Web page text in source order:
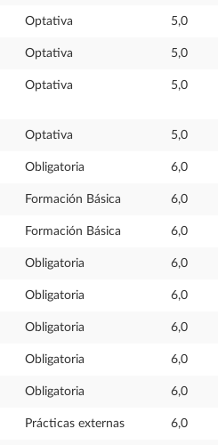
Optativa 5,0
Optativa 5,0
Optativa 5,0
Optativa 5,0
Obligatoria 6,0
Formación Básica 6,0
Formación Básica 6,0
Obligatoria 6,0
Obligatoria 6,0
Obligatoria 6,0
Obligatoria 6,0
Obligatoria 6,0
Prácticas externas 6,0